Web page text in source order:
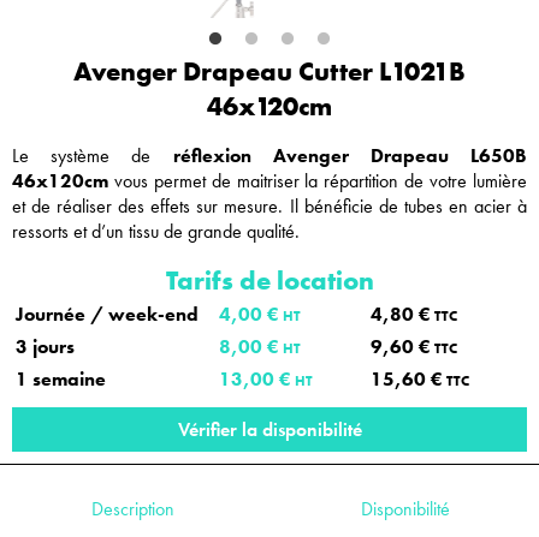
Avenger Drapeau Cutter L1021B
46x120cm
Le système de réflexion Avenger Drapeau L650B
46x120cm vous permet de maitriser la répartition de votre lumière
et de réaliser des effets sur mesure. Il bénéficie de tubes en acier à
ressorts et d’un tissu de grande qualité.
Tarifs de location
Journée / week-end 4,00 € HT 4,80 € TTC
3 jours 8,00 € HT 9,60 € TTC
1 semaine 13,00 € HT 15,60 € TTC
Vérifier la disponibilité
Description
Disponibilité